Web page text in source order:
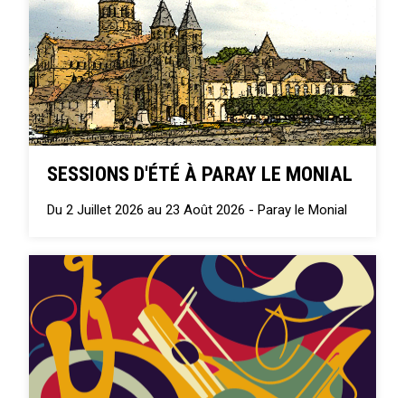
SESSIONS D'ÉTÉ À PARAY LE MONIAL
Du 2 Juillet 2026 au 23 Août 2026 -Paray le Monial